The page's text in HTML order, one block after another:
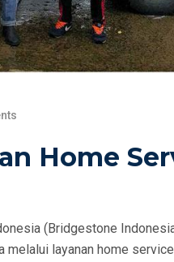
Home
(Bridgestone
layanan home